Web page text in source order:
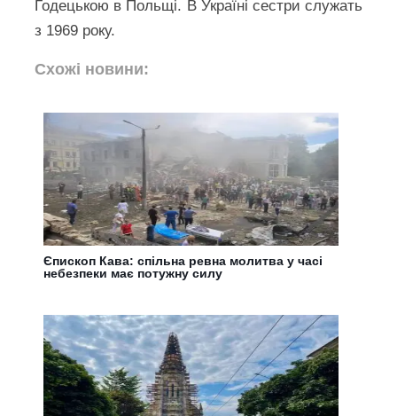
Годецькою в Польщі. В Україні сестри служать
з 1969 року.
Схожі новини:
Єпископ Кава: спільна ревна молитва у часі
небезпеки має потужну силу